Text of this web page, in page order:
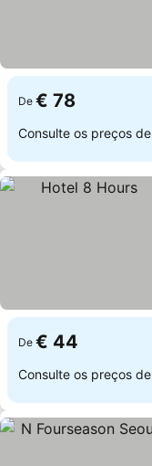
De € 78
Consulte os preços de
De € 44
Consulte os preços de